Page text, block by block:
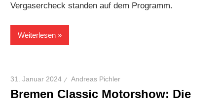
Vergasercheck standen auf dem Programm.
Weiterlesen
31. Januar 2024 Andreas Pichler
Bremen Classic Motorshow: Die